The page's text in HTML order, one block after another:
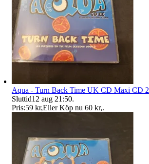
Aqua - Turn Back Time UK CD Maxi CD 2
Sluttid12 aug 21:50.
Pris:59 kr,Eller Köp nu 60 kr,.